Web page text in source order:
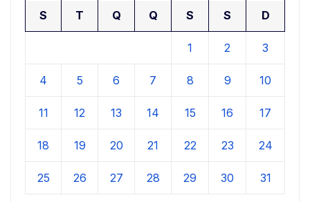
S T Q Q S S D
1 2 3
4 5 6 7 8 9 10
11 12 13 14 15 16 17
18 19 20 21 22 23 24
25 26 27 28 29 30 31